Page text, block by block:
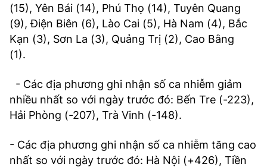
(15), Yên Bái (14), Phú Thọ (14), Tuyên Quang
(9), Điện Biên (6), Lào Cai (5), Hà Nam (4), Bắc
Kạn (3), Sơn La (3), Quảng Trị (2), Cao Bằng
(1).
- Các địa phương ghi nhận số ca nhiễm giảm
nhiều nhất so với ngày trước đó: Bến Tre (-223),
Hải Phòng (-207), Trà Vinh (-148).
- Các địa phương ghi nhận số ca nhiễm tăng cao
nhất so với ngày trước đó: Hà Nội (+426), Tiền